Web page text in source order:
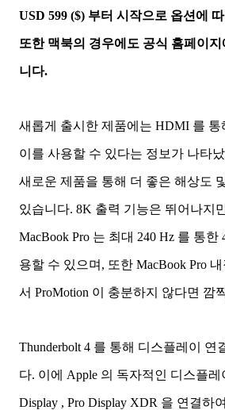
USD 599 ($) 부터 시작으로 옵션에
또한 맥북의 경우에도 공식 홈페이
니다.
새롭게 출시한 제품에는 HDMI 를 통
이를 사용할 수 있다는 정보가 나타
새로운 제품을 통해 더 좋은 해상도
있습니다. 8K 출력 기능은 뛰어나지
MacBook Pro 는 최대 240 Hz 를 통
용할 수 있으며, 또한 MacBook Pro
서 ProMotion 이 충분하지 않다면 깜
Thunderbolt 4 를 통해 디스플레이 연
다. 이에 Apple 의 독자적인 디스플레
Display , Pro Display XDR 을 연결하